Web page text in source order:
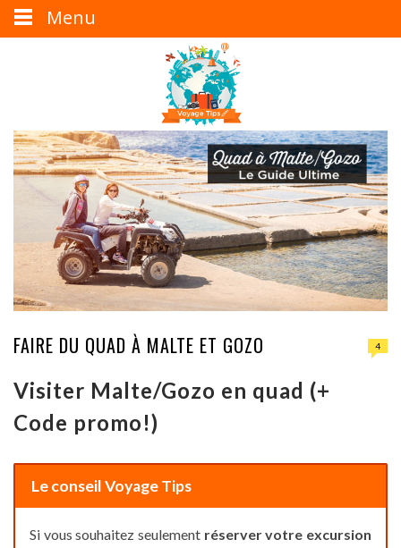
FAIRE DU QUAD À MALTE ET GOZO 4
Visiter Malte/Gozo en quad (+
Code promo!)
Le conseil Voyage Tips
Si vous souhaitez seulement réserver votre excursion
Menu